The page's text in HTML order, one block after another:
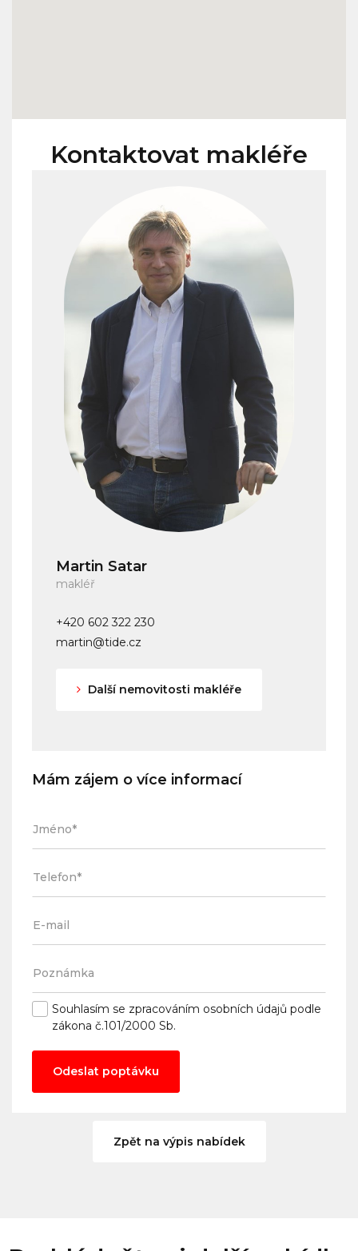
Kontaktovat makléře
Martin Satar
makléř
+420 602 322 230
martin@tide.cz
Další nemovitosti makléře
Mám zájem o více informací
Souhlasím se zpracováním osobních údajů podle
zákona č.101/2000 Sb.
Odeslat poptávku
Zpět na výpis nabídek